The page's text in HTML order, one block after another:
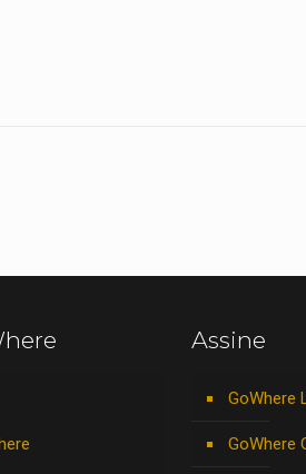
Assine
GoWhere
GoWhere